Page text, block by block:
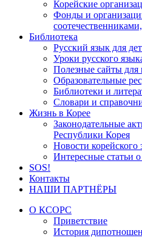
Корейские
Фонды и
Библиотека
Русский язык для
Уроки русского
Полезные сайты для
Образовательные
Библиотеки и
Словари и
Жизнь в Корее
Законодательные
Республики Корея
Новости корейского
Интересные статьи
SOS!
Контакты
НАШИ ПАРТНЁРЫ
О КСОРС
Приветствие
История